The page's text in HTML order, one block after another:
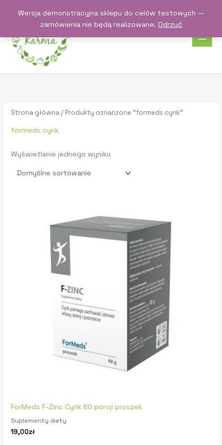
Wersja demonstracyjna sklepu do celów testowych —
zamówienia nie będą realizowane. Odrzuć
Strona główna / Produkty oznaczone “formeds cynk”
formeds cynk
Wyświetlanie jednego wyniku
ForMeds F-Zinc Cynk 60 porcji proszek
Suplementy diety
19,00zł